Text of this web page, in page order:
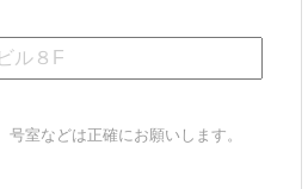
室などは正確にお願いします。